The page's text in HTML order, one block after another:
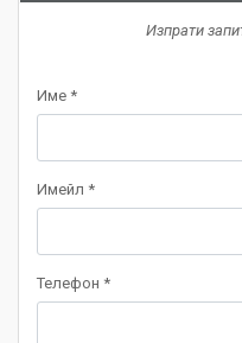
Изпрати
Име *
Имейл *
Телефон *